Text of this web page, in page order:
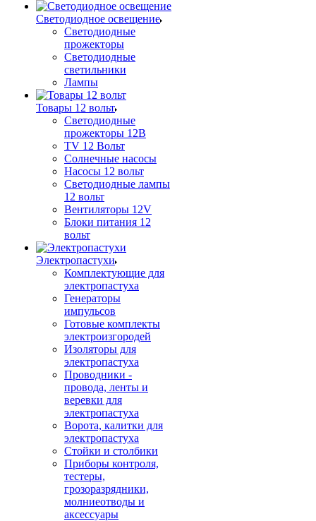
Светодиодное освещение
Светодиодные
прожекторы
Светодиодные
светильники
Лампы
Товары 12 вольт
Светодиодные
прожекторы 12В
TV 12 Вольт
Солнечные насосы
Насосы 12 вольт
Светодиодные лампы
12 вольт
Вентиляторы 12V
Блоки питания 12
вольт
Электропастухи
Комплектующие для
электропастуха
Генераторы
импульсов
Готовые комплекты
электроизгородей
Изоляторы для
электропастуха
Проводники -
провода, ленты и
веревки для
электропастуха
Ворота, калитки для
электропастуха
Стойки и столбики
Приборы контроля,
тестеры,
грозоразрядники,
молниеотводы и
аксессуары